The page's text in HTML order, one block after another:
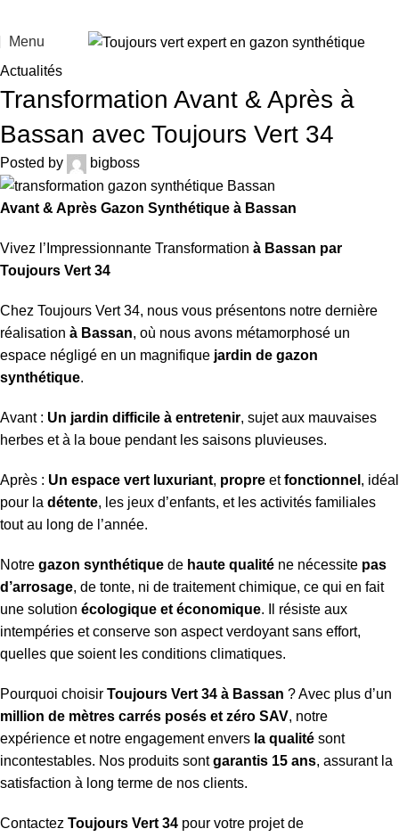
Menu
Actualités
Transformation Avant & Après à
Bassan avec Toujours Vert 34
Posted by bigboss
Avant & Après Gazon Synthétique à Bassan
Vivez l’Impressionnante Transformation à Bassan par
Toujours Vert 34
Chez Toujours Vert 34, nous vous présentons notre dernière
réalisation à Bassan, où nous avons métamorphosé un
espace négligé en un magnifique jardin de gazon
synthétique.
Avant : Un jardin difficile à entretenir, sujet aux mauvaises
herbes et à la boue pendant les saisons pluvieuses.
Après : Un espace vert luxuriant, propre etfonctionnel , idéal
pour la détente, les jeux d’enfants, et les activités familiales
tout au long de l’année.
Notre gazon synthétique de haute qualité ne nécessite pas
d’arrosage, de tonte, ni de traitement chimique, ce qui en fait
une solution écologique et économique. Il résiste aux
intempéries et conserve son aspect verdoyant sans effort,
quelles que soient les conditions climatiques.
Pourquoi choisir Toujours Vert 34 à Bassan ? Avec plus d’un
million de mètres carrés posés et zéro SAV, notre
expérience et notre engagement envers la qualité sont
incontestables. Nos produits sontgarantis 15 ans, assurant la
satisfaction à long terme de nos clients.
Contactez Toujours Vert 34 pour votre projet de